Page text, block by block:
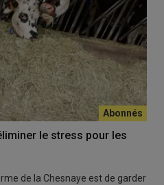
le stress pour les
de la Chesnaye est de garder